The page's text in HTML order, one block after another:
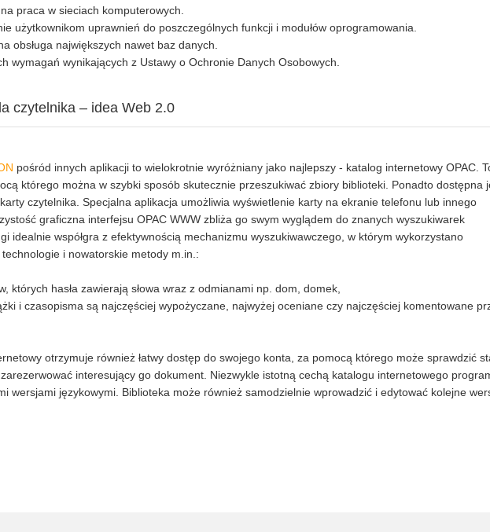
praca w sieciach komputerowych.
użytkownikom uprawnień do poszczególnych funkcji i modułów oprogramowania.
obsługa największych nawet baz danych.
wymagań wynikających z Ustawy o Ochronie Danych Osobowych.
czytelnika – idea Web 2.0
pośród innych aplikacji to wielokrotnie wyróżniany jako najlepszy - katalog internetowy OPAC.
którego można w szybki sposób skutecznie przeszukiwać zbiory biblioteki. Ponadto dostępna
czytelnika. Specjalna aplikacja umożliwia wyświetlenie karty na ekranie telefonu lub innego
graficzna interfejsu OPAC WWW zbliża go swym wyglądem do znanych wyszukiwarek
idealnie współgra z efektywnością mechanizmu wyszukiwawczego, w którym wykorzystano
i nowatorskie metody m.in.:
których hasła zawierają słowa wraz z odmianami np. dom, domek,
i czasopisma są najczęściej wypożyczane, najwyżej oceniane czy najczęściej komentowane
otrzymuje również łatwy dostęp do swojego konta, za pomocą którego może sprawdzić
interesujący go dokument. Niezwykle istotną cechą katalogu internetowego
wersjami językowymi. Biblioteka może również samodzielnie wprowadzić i edytować kolejne